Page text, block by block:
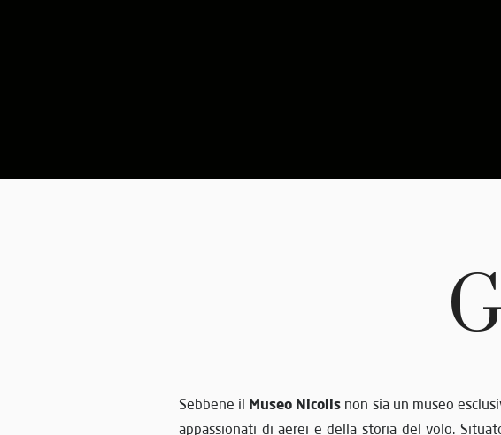
Sebbene il Museo Nicolis non sia un museo
appassionati di aerei e della storia del volo.